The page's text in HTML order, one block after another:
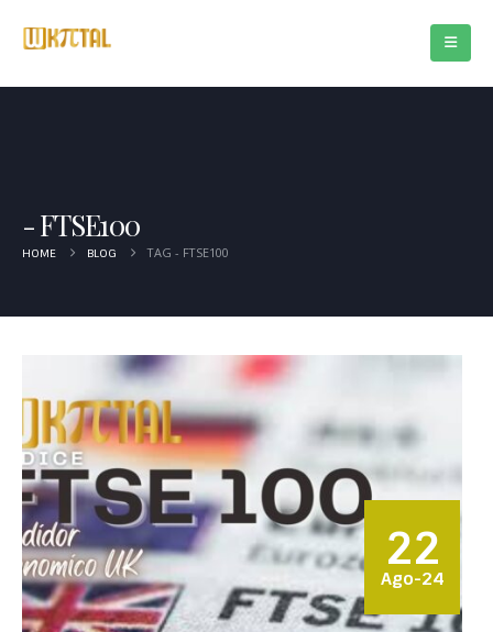
FTSE100
HOME BLOG TAG - FTSE100
22
Ago-24